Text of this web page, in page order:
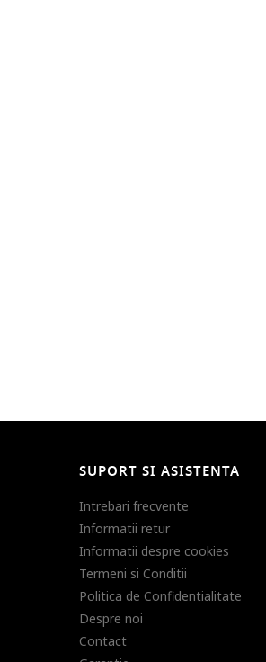
SUPORT SI ASISTENTA
Intrebari frecvente
Informatii retur
Informatii despre cookies
Termeni si Conditii
Politica de Confidentialitate
Despre noi
Contact